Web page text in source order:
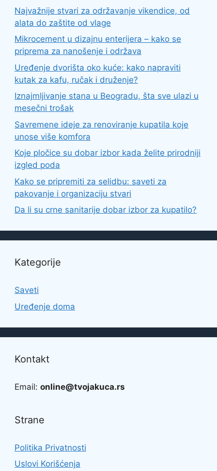
Najvažnije stvari za održavanje vikendice, od
alata do zaštite od vlage
Mikrocement u dizajnu enterijera – kako se
priprema za nanošenje i održava
Uređenje dvorišta oko kuće: kako napraviti
kutak za kafu, ručak i druženje?
Iznajmljivanje stana u Beogradu, šta sve ulazi u
mesečni trošak
Savremene ideje za renoviranje kupatila koje
unose više komfora
Koje pločice su dobar izbor kada želite prirodniji
izgled poda
Kako se pripremiti za selidbu: saveti za
pakovanje i organizaciju stvari
Da li su crne sanitarije dobar izbor za kupatilo?
Kategorije
Saveti
Uređenje doma
Kontakt
Email: online@tvojakuca.rs
Strane
Politika Privatnosti
Uslovi Korišćenja